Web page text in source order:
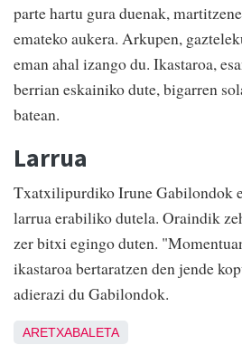
parte hartu gura duenak,
emateko aukera. Arkupen,
eman ahal izango du. Ikastaroa,
berrian eskainiko dute, bigarren
batean.
Larrua
Txatxilipurdiko Irune Gabilondok
larrua erabiliko dutela. Oraindik
zer bitxi egingo duten.
ikastaroa bertaratzen den jende
adierazi du Gabilondok.
ARETXABALETA